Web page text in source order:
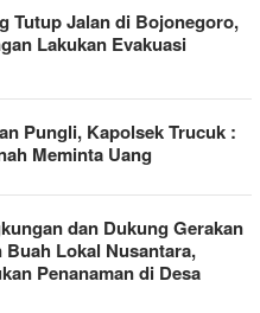
Tutup Jalan di Bojonegoro,
Lakukan Evakuasi
Pungli, Kapolsek Trucuk :
Meminta Uang
dan Dukung Gerakan
Buah Lokal Nusantara,
Penanaman di Desa